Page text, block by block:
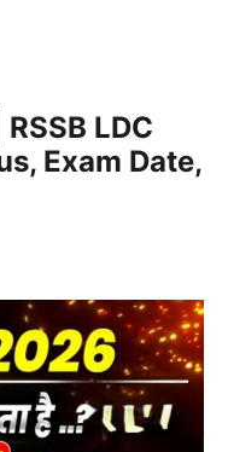
LDC
Exam Date,